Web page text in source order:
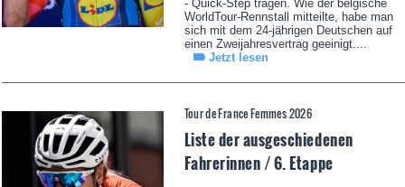
- Quick-Step tragen. Wie der belgische
WorldTour-Rennstall mitteilte, habe man
sich mit dem 24-jährigen Deutschen auf
einen Zweijahresvertrag geeinigt....
Jetzt lesen
Tour de France Femmes 2026
Liste der ausgeschiedenen
Fahrerinnen / 6. Etappe